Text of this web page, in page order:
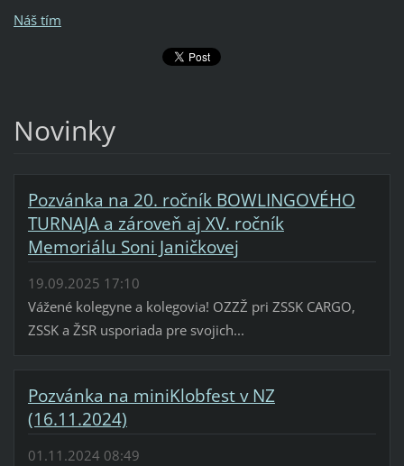
Náš tím
Novinky
Pozvánka na 20. ročník BOWLINGOVÉHO
TURNAJA a zároveň aj XV. ročník
Memoriálu Soni Janičkovej
19.09.2025 17:10
Vážené kolegyne a kolegovia! OZZŽ pri ZSSK CARGO,
ZSSK a ŽSR usporiada pre svojich...
Pozvánka na miniKlobfest v NZ
(16.11.2024)
01.11.2024 08:49